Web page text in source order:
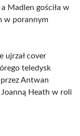
Madlen gościła w
w porannym
ujrzał cover
teledysk
Antwan
Heath w roli